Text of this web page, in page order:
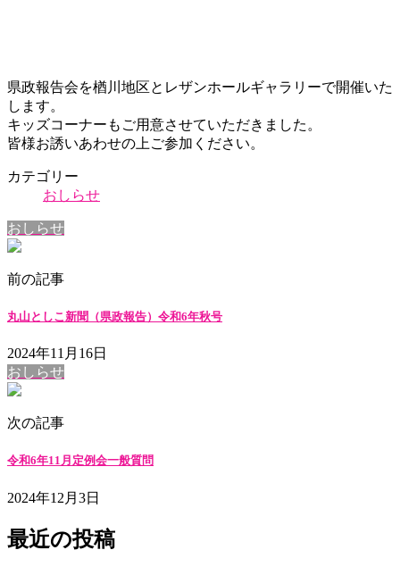
県政報告会を楢川地区とレザンホールギャラリーで開催いた
します。
キッズコーナーもご用意させていただきました。
皆様お誘いあわせの上ご参加ください。
カテゴリー
おしらせ
おしらせ
前の記事
丸山としこ新聞（県政報告）令和6年秋号
2024年11月16日
おしらせ
次の記事
令和6年11月定例会一般質問
2024年12月3日
最近の投稿